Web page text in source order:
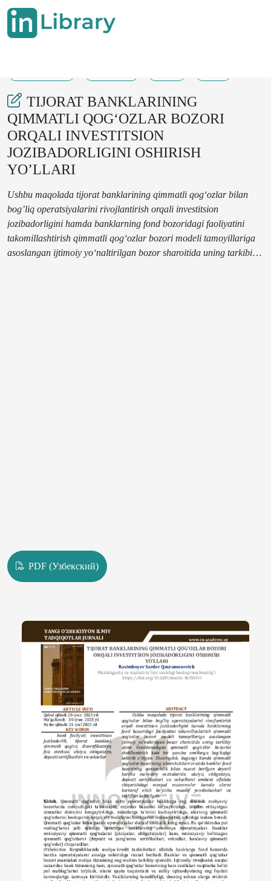
TIJORAT BANKLARINING
QIMMATLI QOG‘OZLAR BOZORI
ORQALI INVESTITSION
JOZIBADORLIGINI OSHIRISH
YO’LLARI
Ushbu maqolada tijorat banklarining qimmatli qog‘ozlar bilan
bog’liq operatsiyalarini rivojlantirish orqali investitsion
jozibadorligini hamda banklarning fond bozoridagi faoliyatini
takomillashtirish qimmatli qog‘ozlar bozori modeli tamoyillariga
asoslangan ijtimoiy yo‘naltirilgan bozor sharoitida uning tarkibiy
PDF (Узбекский)